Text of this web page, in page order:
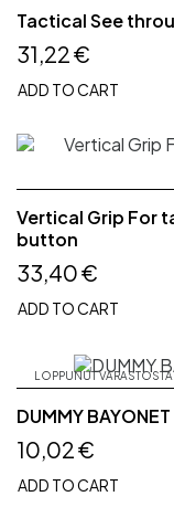
Tactical See
31,22 €
ADD TO CART
Vertical Grip For
button
33,40 €
ADD TO CART
LOPPUNUT VARASTOSTA
DUMMY
10,02 €
ADD TO CART